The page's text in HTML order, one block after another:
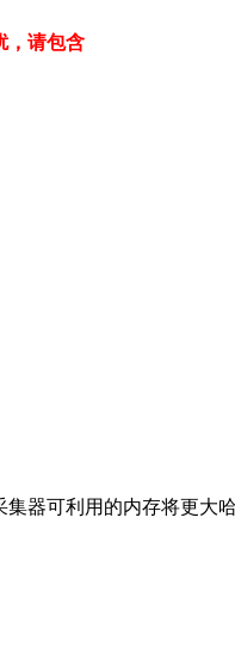
，请包含
器可利用的内存将更大哈